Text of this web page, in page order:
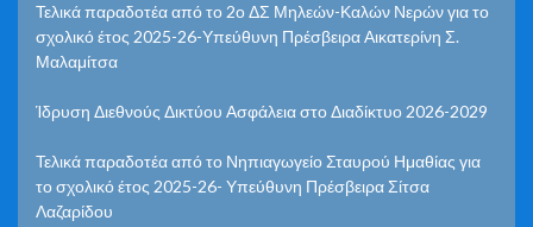
Τελικά παραδοτέα από το 2ο ΔΣ Μηλεών-Καλών Νερών για το
σχολικό έτος 2025-26-Υπεύθυνη Πρέσβειρα Αικατερίνη Σ.
Μαλαμίτσα
Ίδρυση Διεθνούς Δικτύου Ασφάλεια στο Διαδίκτυο 2026-2029
Τελικά παραδοτέα από το Νηπιαγωγείο Σταυρού Ημαθίας για
το σχολικό έτος 2025-26- Υπεύθυνη Πρέσβειρα Σίτσα
Λαζαρίδου